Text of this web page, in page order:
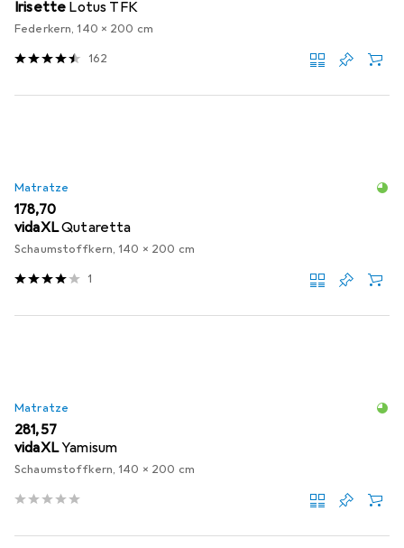
Irisette Lotus TFK
Federkern, 140 x 200 cm
162
Matratze
EUR
178,70
vidaXLQutaretta
Schaumstoffkern, 140 x 200 cm
1
Matratze
EUR
281,57
vidaXLYamisum
Schaumstoffkern, 140 x 200 cm